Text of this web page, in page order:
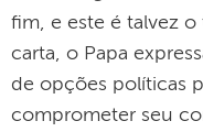
fim, e este é talvez
carta, o Papa
de opções políticas
comprometer seu